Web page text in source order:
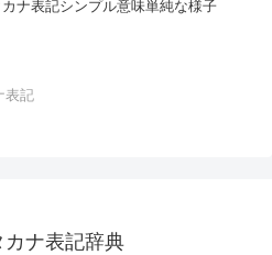
ナ表記シンプル意味単純な様子
表記
カナ表記辞典